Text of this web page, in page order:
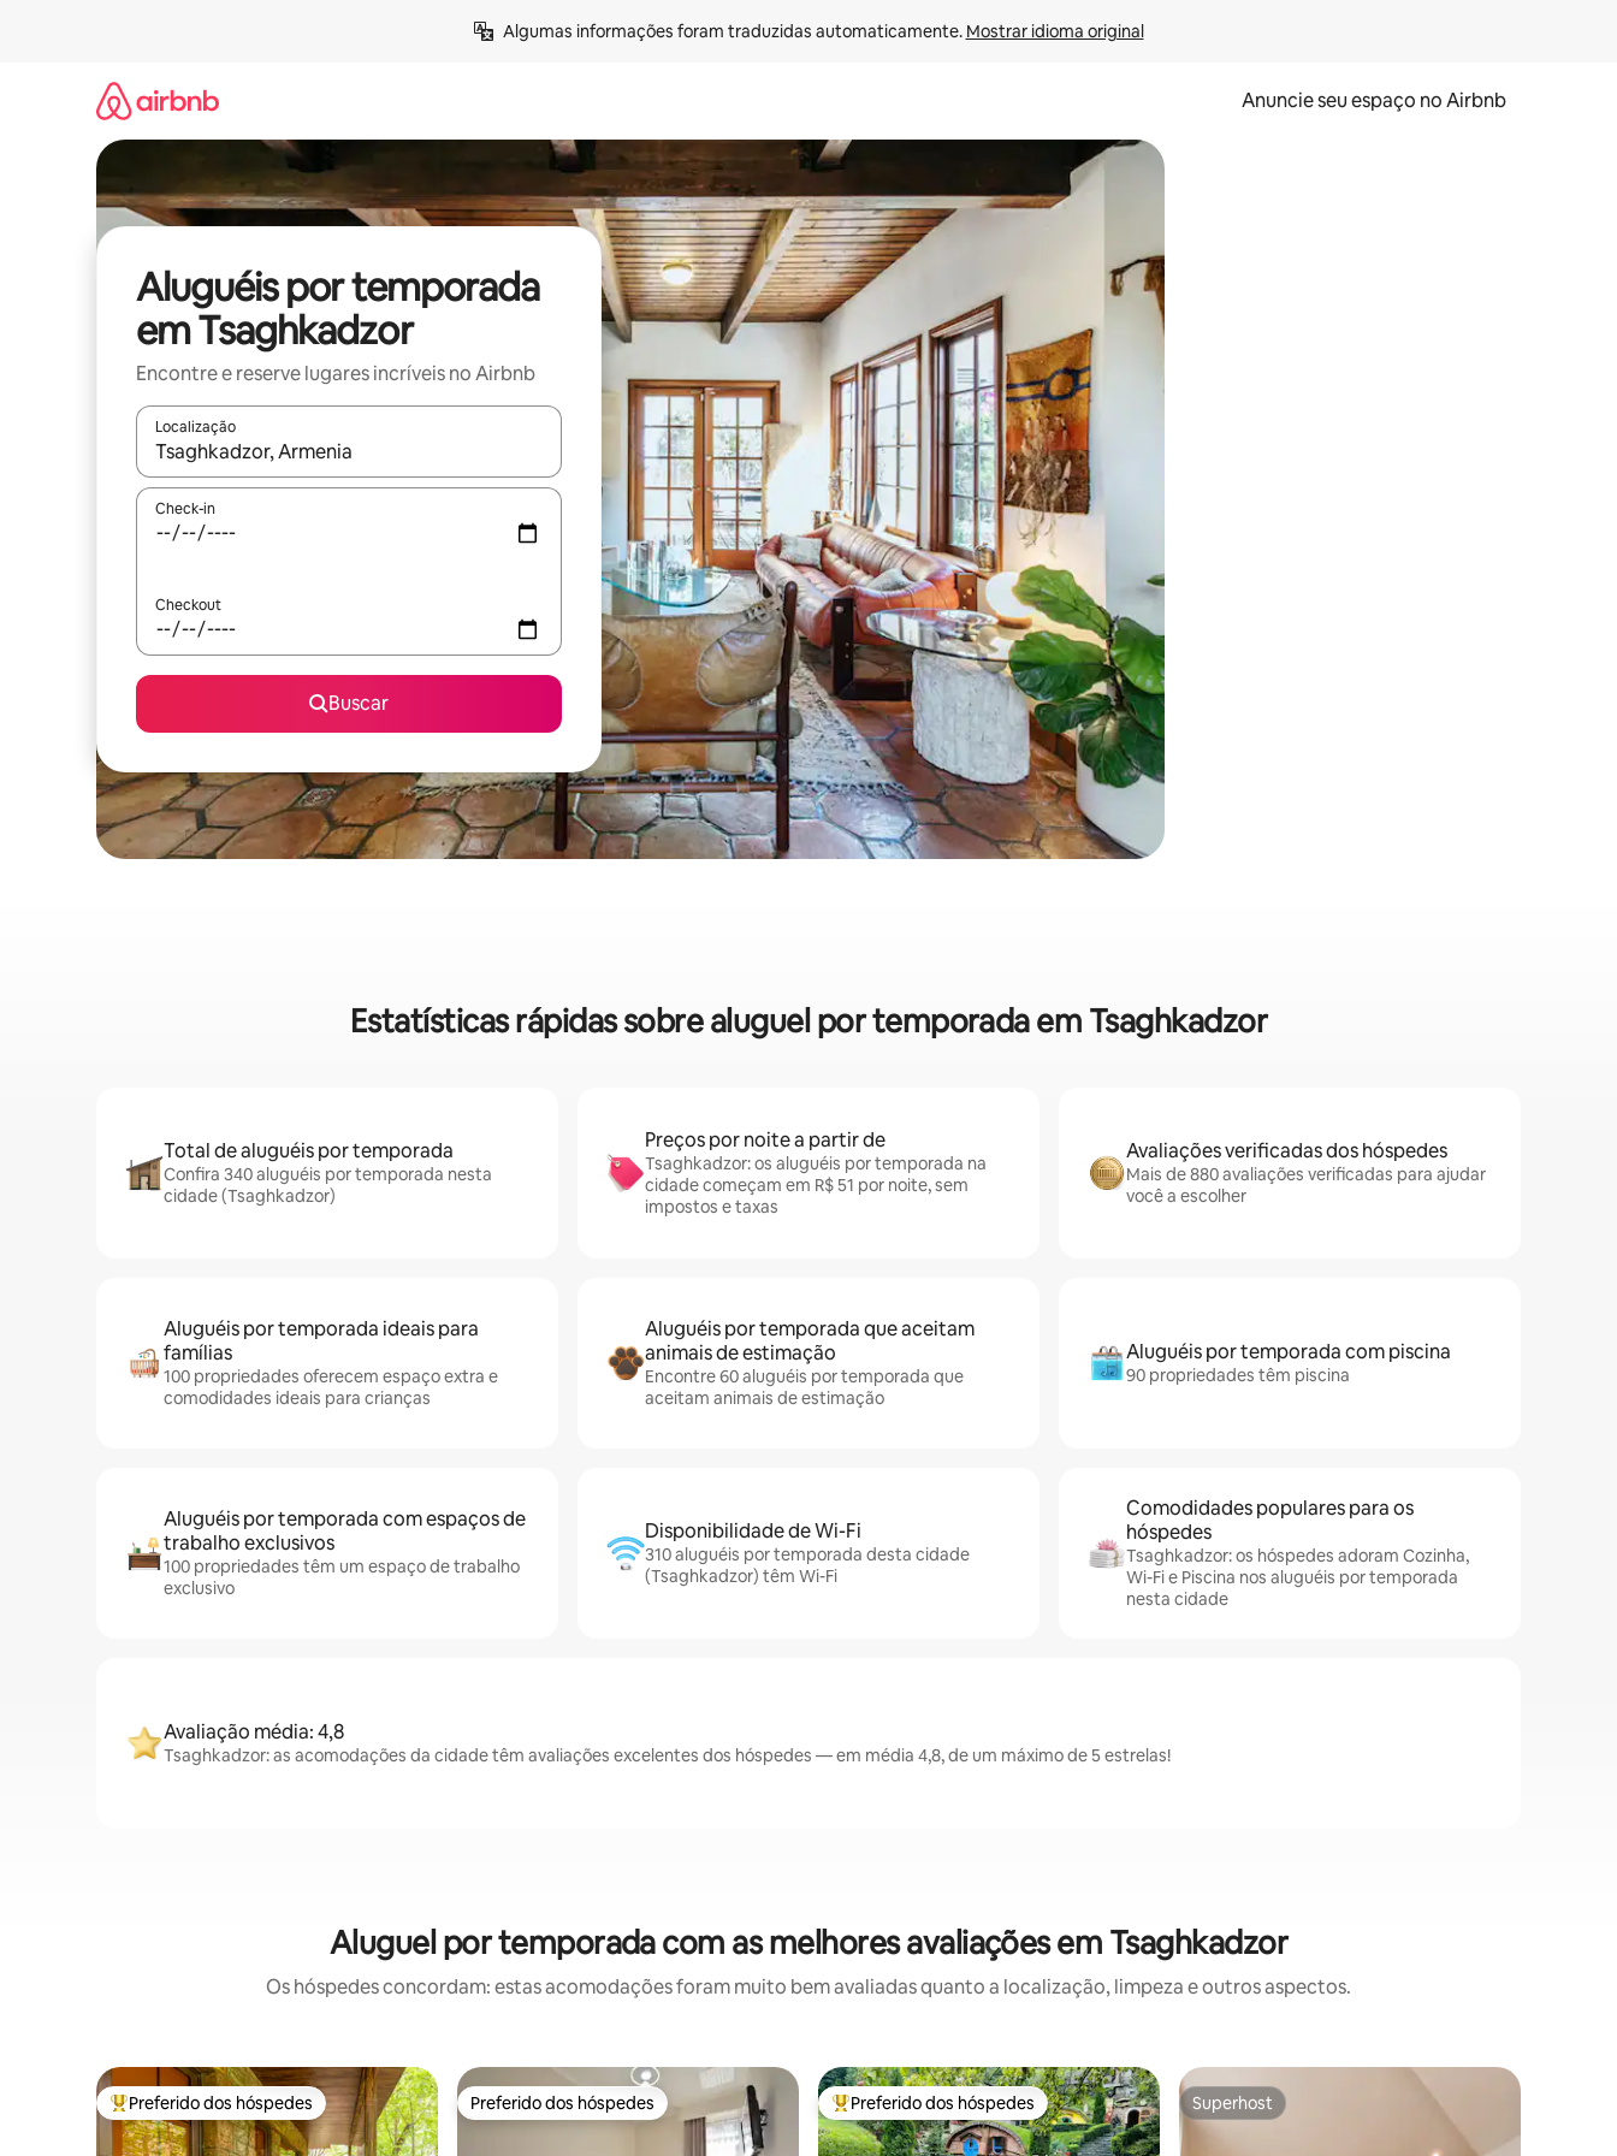
Algumas informações foram traduzidas automaticamente. Mostrar idioma original
Anuncie seu espaço no Airbnb
Aluguéis por temporada
em Tsaghkadzor
Encontre e reserve lugares incríveis no Airbnb
Localização
Quando os resultados estiverem disponíveis, explore-os usando as seta para cima e para baixo do teclado ou tocando e deslizando o dedo na tela.
Check-in
Checkout
Buscar
Estatísticas rápidas sobre aluguel por temporada em Tsaghkadzor
Total de aluguéis por temporada
Confira 340 aluguéis por temporada nesta
cidade (Tsaghkadzor)
Preços por noite a partir de
Tsaghkadzor: os aluguéis por temporada na
cidade começam em R$ 51 por noite, sem
impostos e taxas
Avaliações verificadas dos hóspedes
Mais de 880 avaliações verificadas para ajudar
você a escolher
Aluguéis por temporada ideais para
famílias
100 propriedades oferecem espaço extra e
comodidades ideais para crianças
Aluguéis por temporada que aceitam
animais de estimação
Encontre 60 aluguéis por temporada que
aceitam animais de estimação
Aluguéis por temporada com piscina
90 propriedades têm piscina
Aluguéis por temporada com espaços de
trabalho exclusivos
100 propriedades têm um espaço de trabalho
exclusivo
Disponibilidade de Wi-Fi
310 aluguéis por temporada desta cidade
(Tsaghkadzor) têm Wi-Fi
Comodidades populares para os
hóspedes
Tsaghkadzor: os hóspedes adoram Cozinha,
Wi-Fi e Piscina nos aluguéis por temporada
nesta cidade
Avaliação média: 4,8
Tsaghkadzor: as acomodações da cidade têm avaliações excelentes dos hóspedes — em média 4,8, de um máximo de 5 estrelas!
Aluguel por temporada com as melhores avaliações em Tsaghkadzor
Os hóspedes concordam: estas acomodações foram muito bem avaliadas quanto a localização, limpeza e outros aspectos.
Entre os melhores preferidos dos hóspedes
Preferido dos hóspedes Preferido dos hóspedes
Preferido dos hóspedes Entre os melhores preferidos dos hóspedes
Preferido dos hóspedes Superhost
Superhost